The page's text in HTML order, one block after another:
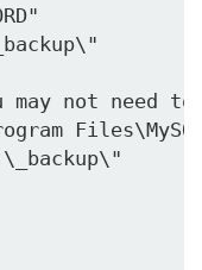
may not need